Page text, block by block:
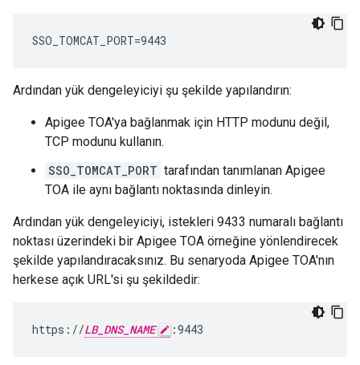
SSO_TOMCAT_PORT=9443
Ardından yük dengeleyiciyi şu şekilde yapılandırın:
Apigee TOA'ya bağlanmak için HTTP modunu değil,
TCP modunu kullanın.
SSO_TOMCAT_PORT tarafından tanımlanan Apigee
TOA ile aynı bağlantı noktasında dinleyin.
Ardından yük dengeleyiciyi, istekleri 9433 numaralı bağlantı
noktası üzerindeki bir Apigee TOA örneğine yönlendirecek
şekilde yapılandıracaksınız. Bu senaryoda Apigee TOA'nın
herkese açık URL'si şu şekildedir:
https://LB_DNS_NAME :9443